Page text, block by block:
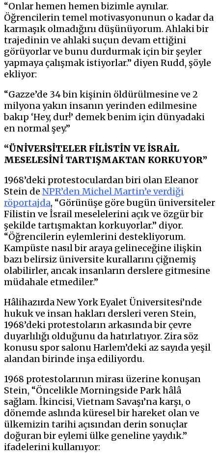
“Onlar hemen hemen bizimle aynılar.
Öğrencilerin temel motivasyonunun o kadar da
karmaşık olmadığını düşünüyorum. Ahlaki bir
trajedinin ve ahlaki suçun devam ettiğini
görüyorlar ve bunu durdurmak için bir şeyler
yapmaya çalışmak istiyorlar.” diyen Rudd, şöyle
ekliyor:
“Gazze’de 34 bin kişinin öldürülmesine ve 2
milyona yakın insanın yerinden edilmesine
bakıp ‘Hey, dur!’ demek benim için dünyadaki
en normal şey.”
“ÜNİVERSİTELER FİLİSTİN VE İSRAİL
MESELESİNİ TARTIŞMAKTAN KORKUYOR”
1968’deki protestoculardan biri olan Eleanor
Stein de NPR’den Michel Martin’e verdiği
röportajda, “Görünüşe göre bugün üniversiteler
Filistin ve İsrail meselelerini açık ve özgür bir
şekilde tartışmaktan korkuyorlar.” diyor.
“Öğrencilerin eylemlerini destekliyorum.
Kampüste nasıl bir araya gelineceğine ilişkin
bazı belirsiz üniversite kurallarını çiğnemiş
olabilirler, ancak insanların derslere gitmesine
müdahale etmediler.”
Hâlihazırda New York Eyalet Üniversitesi’nde
hukuk ve insan hakları dersleri veren Stein,
1968’deki protestoların arkasında bir çevre
duyarlılığı olduğunu da hatırlatıyor. Zira söz
konusu spor salonu Harlem’deki az sayıda yeşil
alandan birinde inşa ediliyordu.
1968 protestolarının mirası üzerine konuşan
Stein, “Öncelikle Morningside Park hâlâ
sağlam. İkincisi, Vietnam Savaşı’na karşı, o
dönemde aslında küresel bir hareket olan ve
ülkemizin tarihi açısından derin sonuçlar
doğuran bir eylemi ülke geneline yaydık.”
ifadelerini kullanıyor: